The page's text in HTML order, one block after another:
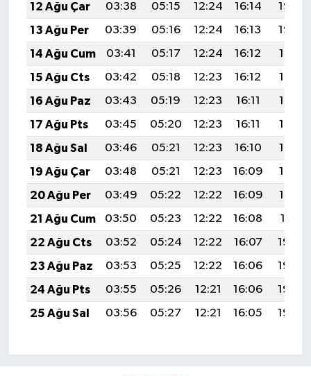
12 Ağu Çar
03:38 05:15 12:24 16:14
19:23
13 Ağu Per
03:39 05:16 12:24 16:13
19:22
14 Ağu Cum
03:41 05:17 12:24 16:12
19:21
15 Ağu Cts
03:42 05:18 12:23 16:12
19:19
16 Ağu Paz
03:43 05:19 12:23 16:11
19:18
17 Ağu Pts
03:45 05:20 12:23 16:11
19:17
18 Ağu Sal
03:46 05:21 12:23 16:10
19:15
19 Ağu Çar
03:48 05:21 12:23 16:09
19:14
20 Ağu Per
03:49 05:22 12:22 16:09
19:12
21 Ağu Cum
03:50 05:23 12:22 16:08
19:11
22 Ağu Cts
03:52 05:24 12:22 16:07
19:09
23 Ağu Paz
03:53 05:25 12:22 16:06
19:08
24 Ağu Pts
03:55 05:26 12:21 16:06
19:06
25 Ağu Sal
03:56 05:27 12:21 16:05 19:05